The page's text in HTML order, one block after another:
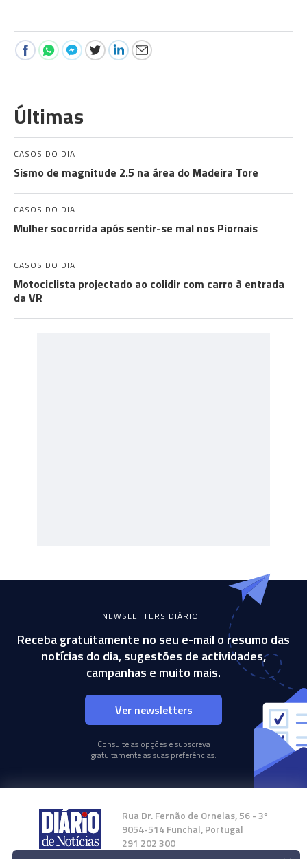
Últimas
CASOS DO DIA
Sismo de magnitude 2.5 na área do Madeira Tore
CASOS DO DIA
Mulher socorrida após sentir-se mal nos Piornais
CASOS DO DIA
Motociclista projectado ao colidir com carro à entrada
da VR
NEWSLETTERS DIÁRIO
Receba gratuitamente no seu e-mail o resumo das
notícias do dia, sugestões de actividades,
campanhas e muito mais.
Ver newsletters
Consulte as opções e subscreva
gratuitamente as suas preferências.
Rua Dr. Fernão de Ornelas, 56 - 3º
9054-514 Funchal, Portugal
291 202 300